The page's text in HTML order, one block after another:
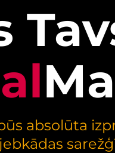
absolūta